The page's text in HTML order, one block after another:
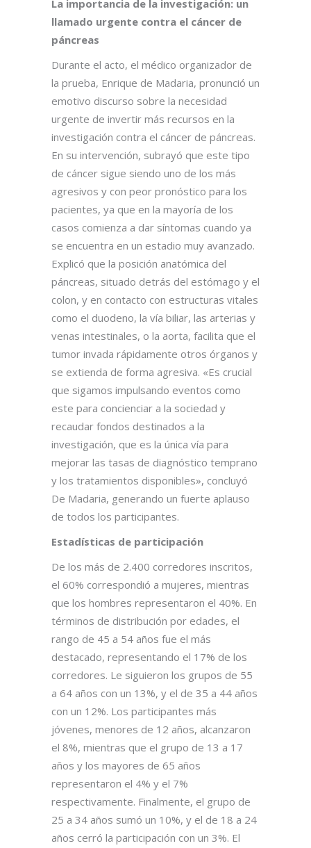
La importancia de la investigación: un
llamado urgente contra el cáncer de
páncreas
Durante el acto, el médico organizador de
la prueba, Enrique de Madaria, pronunció un
emotivo discurso sobre la necesidad
urgente de invertir más recursos en la
investigación contra el cáncer de páncreas.
En su intervención, subrayó que este tipo
de cáncer sigue siendo uno de los más
agresivos y con peor pronóstico para los
pacientes, ya que en la mayoría de los
casos comienza a dar síntomas cuando ya
se encuentra en un estadio muy avanzado.
Explicó que la posición anatómica del
páncreas, situado detrás del estómago y el
colon, y en contacto con estructuras vitales
como el duodeno, la vía biliar, las arterias y
venas intestinales, o la aorta, facilita que el
tumor invada rápidamente otros órganos y
se extienda de forma agresiva. «Es crucial
que sigamos impulsando eventos como
este para concienciar a la sociedad y
recaudar fondos destinados a la
investigación, que es la única vía para
mejorar las tasas de diagnóstico temprano
y los tratamientos disponibles», concluyó
De Madaria, generando un fuerte aplauso
de todos los participantes.
Estadísticas de participación
De los más de 2.400 corredores inscritos,
el 60% correspondió a mujeres, mientras
que los hombres representaron el 40%. En
términos de distribución por edades, el
rango de 45 a 54 años fue el más
destacado, representando el 17% de los
corredores. Le siguieron los grupos de 55
a 64 años con un 13%, y el de 35 a 44 años
con un 12%. Los participantes más
jóvenes, menores de 12 años, alcanzaron
el 8%, mientras que el grupo de 13 a 17
años y los mayores de 65 años
representaron el 4% y el 7%
respectivamente. Finalmente, el grupo de
25 a 34 años sumó un 10%, y el de 18 a 24
años cerró la participación con un 3%. El